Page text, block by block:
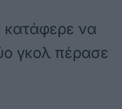
κατάφερε να
γκολ πέρασε